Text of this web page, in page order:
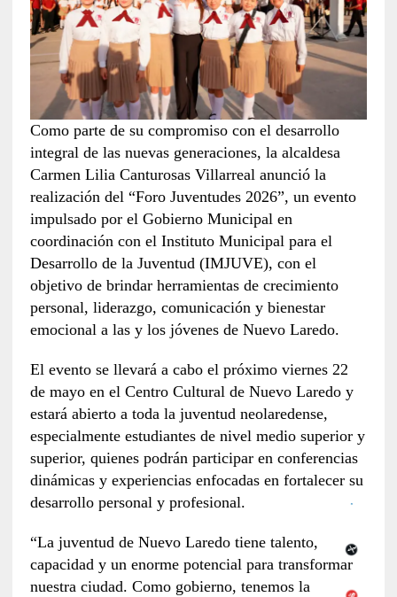
Como parte de su compromiso con el desarrollo
integral de las nuevas generaciones, la alcaldesa
Carmen Lilia Canturosas Villarreal anunció la
realización del “Foro Juventudes 2026”, un evento
impulsado por el Gobierno Municipal en
coordinación con el Instituto Municipal para el
Desarrollo de la Juventud (IMJUVE), con el
objetivo de brindar herramientas de crecimiento
personal, liderazgo, comunicación y bienestar
emocional a las y los jóvenes de Nuevo Laredo.
El evento se llevará a cabo el próximo viernes 22
de mayo en el Centro Cultural de Nuevo Laredo y
estará abierto a toda la juventud neolaredense,
especialmente estudiantes de nivel medio superior y
superior, quienes podrán participar en conferencias
dinámicas y experiencias enfocadas en fortalecer su
desarrollo personal y profesional.
“La juventud de Nuevo Laredo tiene talento,
capacidad y un enorme potencial para transformar
nuestra ciudad. Como gobierno, tenemos la